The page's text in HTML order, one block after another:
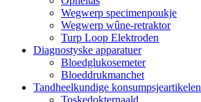
Wegwerp specimenpoukje
Wegwerp wûne-retraktor
Turp Loop Elektroden
Diagnostyske apparatuer
Bloedglukosemeter
Bloeddrukmanchet
Tandheelkundige konsumpsjeartikelen
Toskedokternaald